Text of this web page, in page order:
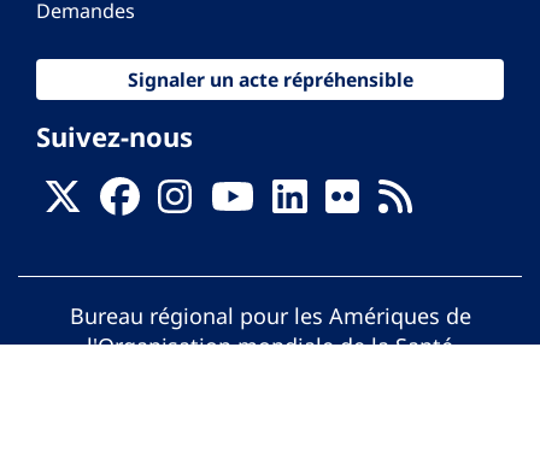
Demandes
Signaler un acte répréhensible
Suivez-nous
Bureau régional pour les Amériques de
l'Organisation mondiale de la Santé